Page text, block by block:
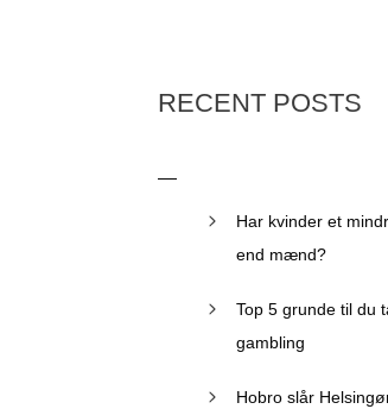
RECENT POSTS
Har kvinder et
end mænd?
Top 5 grunde til du
gambling
Hobro slår